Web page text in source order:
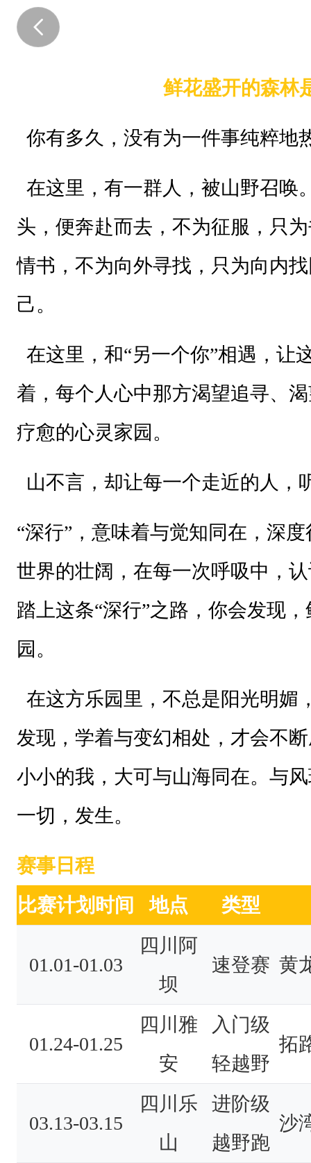
鲜花盛开的森林
你有多久，没有为一件事纯粹地
在这里，有一群人，被山野召唤
头，便奔赴而去，不为征服，只
情书，不为向外寻找，只为向内
己。
在这里，和“另一个你”相遇，让
着，每个人心中那方渴望追寻、
疗愈的心灵家园。
山不言，却让每一个走近的人，
“深行”，意味着与觉知同在，深
世界的壮阔，在每一次呼吸中，
踏上这条“深行”之路，你会发现
园。
在这方乐园里，不总是阳光明媚
发现，学着与变幻相处，才会不
小小的我，大可与山海同在。与
一切，发生。
赛事日程
比赛计划时间
地点 类型
01.01-01.03
四川阿
坝
速登赛 黄
01.24-01.25
四川雅
安
入门级
轻越野
拓
03.13-03.15
四川乐
山
进阶级
越野跑
沙